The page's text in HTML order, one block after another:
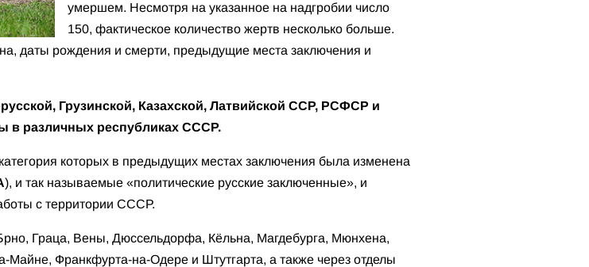
умершем. Несмотря на указанное на надгробии число
150, фактическое количество жертв несколько больше.
даты рождения и смерти, предыдущие места заключения и
Грузинской, Казахской, Латвийской ССР, РСФСР и
в различных республиках СССР.
которых в предыдущих местах заключения была изменена
), и так называемые «политические русские заключенные», и
с территории СССР.
Граца, Вены, Дюссельдорфа, Кёльна, Магдебурга, Мюнхена,
Франкфурта-на-Одере и Штутгарта, а также через отделы